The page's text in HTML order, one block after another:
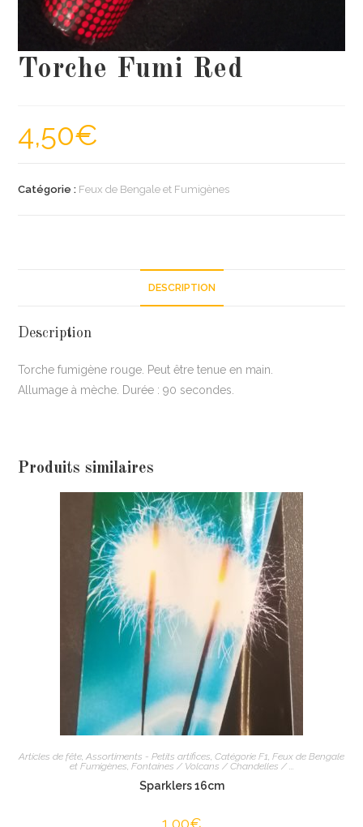
Torche Fumi Red
4,50€
Catégorie : Feux de Bengale et Fumigènes
DESCRIPTION
Description
Torche fumigène rouge. Peut être tenue en main.
Allumage à mèche. Durée : 90 secondes.
Produits similaires
Articles de fête Assortiments - Petits artifices Catégorie F1 Feux de Bengale
et Fumigènes Fontaines / Volcans / Chandelles / ...
Sparklers 16cm
1,00€